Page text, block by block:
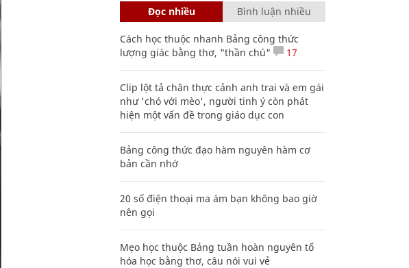
Đọc nhiều Bình luận nhiều
Cách học thuộc nhanh Bảng công thức
lượng giác bằng thơ, "thần chú"
17
Clip lột tả chân thực cảnh anh trai và em gái
như 'chó với mèo', người tinh ý còn phát
hiện một vấn đề trong giáo dục con
Bảng công thức đạo hàm nguyên hàm cơ
bản cần nhớ
20 số điện thoại ma ám bạn không bao giờ
nên gọi
Mẹo học thuộc Bảng tuần hoàn nguyên tố
hóa học bằng thơ, câu nói vui vẻ